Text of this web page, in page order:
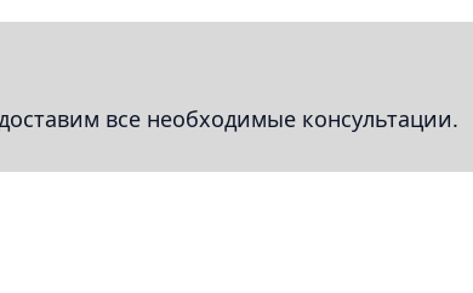
все необходимые консультации.